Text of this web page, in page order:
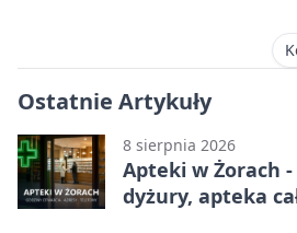
Ostatnie Artykuły
8 sierpnia 2026
Apteki w Żorach
dyżury, apteka